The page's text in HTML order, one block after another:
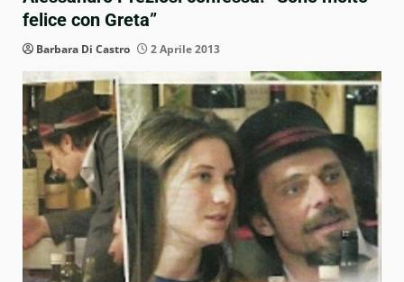
felice con Greta”
Barbara Di Castro 2 Aprile 2013